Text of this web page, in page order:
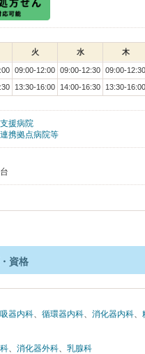
火 水 木
09:00-12:00 09:00-12:30 09:00-12:30
13:30-16:00 14:00-16:30 13:30-16:00
援病院
携拠点病院等
資格
器内科、 循環器内科、 消化器内科、
、 消化器外科、 乳腺科